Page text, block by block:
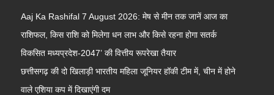
Aaj Ka Rashifal 7 August 2026: मेष से मीन तक जानें आज का
राशिफल, किस राशि को मिलेगा धन लाभ और किसे रहना होगा सतर्क
विकसित मध्यप्रदेश-2047’ की वित्तीय रूपरेखा तैयार
छत्तीसगढ़ की दो खिलाड़ी भारतीय महिला जूनियर हॉकी टीम में, चीन में होने
वाले एशिया कप में दिखाएंगी दम